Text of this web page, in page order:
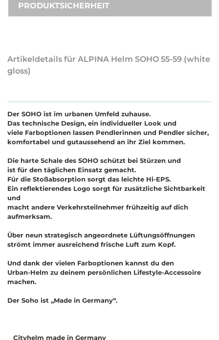
PRODUKTSICHERHEIT
Artikeldetails für ALPINA Helm SOHO 55-59 (white
gloss)
Der SOHO ist im urbanen Umfeld zuhause.
Das technische Design, ein individueller Look und
viele Farboptionen lassen Pendlerinnen und Pendler sicher,
komfortabel und gutaussehend an ihr Ziel kommen.
Die harte Schale des SOHO schützt bei Stürzen und
ist für den täglichen Einsatz gemacht.
Für die Stoßabsorption sorgt das leichte Hi-EPS.
Ein reflektierendes Logo sorgt für zusätzliche Sichtbarkeit
und
macht andere Verkehrsteilnehmer frühzeitig auf dich
aufmerksam.
Über neun strategisch angeordnete Lüftungsöffnungen
strömt immer ausreichend frische Luft zum Kopf.
Und dank der vielen Farboptionen kannst du den
Urban-Helm zu deinem persönlichen Lifestyle-Accessoire
machen.
Der Soho ist „Made in Germany“.
Cityhelm made in Germany